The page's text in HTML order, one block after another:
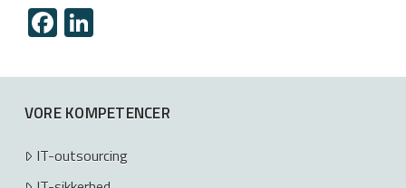
Facebook
LinkedIn
VORE KOMPETENCER
IT-outsourcing